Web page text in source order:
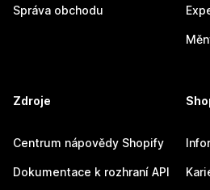
Správa obchodu
Zdroje
Centrum nápovědy Shopify
Dokumentace k rozhraní API